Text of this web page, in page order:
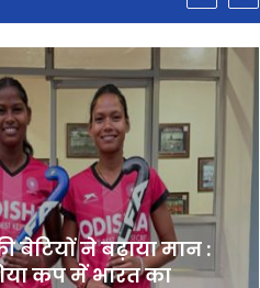
बेटियों ने बढ़ाया मान :
कप में भारत का